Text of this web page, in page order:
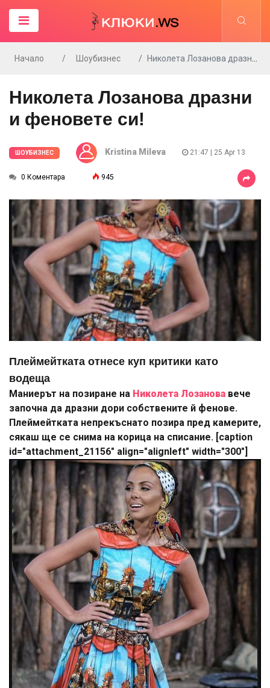
Начало Шоубизнес Николета Лозанова дразни и феновете си!
Николета Лозанова дразни
и феновете си!
ШОУБИЗНЕС Kristina Mileva 21:47 | 25 Apr 13
0 Коментара 945
Плеймейтката отнесе куп критики като
водеща
Маниерът на позиране на Николета Лозанова вече
започна да дразни дори собствените й фенове.
Плеймейтката непрекъснато позира пред камерите,
сякаш ще се снима на корица на списание. [caption
id="attachment_21156" align="alignleft" width="300"]